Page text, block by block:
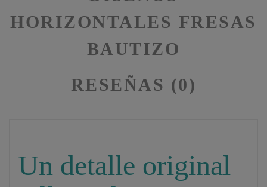
HORIZONTALES FRESAS
BAUTIZO
RESEÑAS (0)
Un detalle original